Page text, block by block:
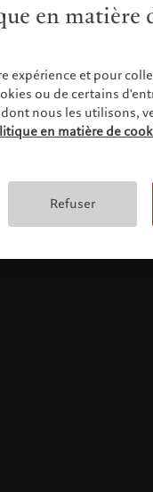
en matière
expérience et pour
ou de certains
nous les utilisons,
en matière de
Refuser